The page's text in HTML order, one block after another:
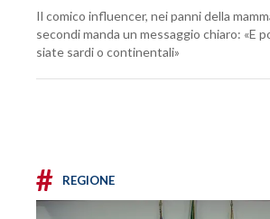
Il comico influencer, nei panni della
secondi manda un messaggio chiaro: «E
siate sardi o continentali»
# REGIONE